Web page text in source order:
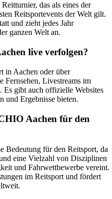
das als eines der
Reitsportevents der Welt gilt.
und zieht jedes Jahr
ganzen Welt an.
live verfolgen?
in Aachen oder über
Fernsehen, Livestreams im
gibt auch offizielle Websites
und Ergebnisse bieten.
Aachen für den
Bedeutung für den Reitsport, da
eine Vielzahl von Disziplinen
und Fahrwettbewerbe vereint.
im Reitsport und fördert